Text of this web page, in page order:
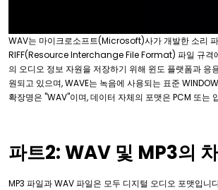
WAV는 마이크로소프트(Microsoft)사가 개발한 소리
RIFF(Resource Interchange File Format) 파일 규격
의 오디오 정보 자원을 저장하기 위해 윈도 플랫폼과 응
원되고 있으며, WAVE는 녹음에 사용되는 표준
확장명은 "WAV"이며, 데이터 자체의 포맷은 PCM 또는
파트2: WAV 및 MP3의
MP3 파일과 WAV 파일은 모두 디지털 오디오 포맷입니